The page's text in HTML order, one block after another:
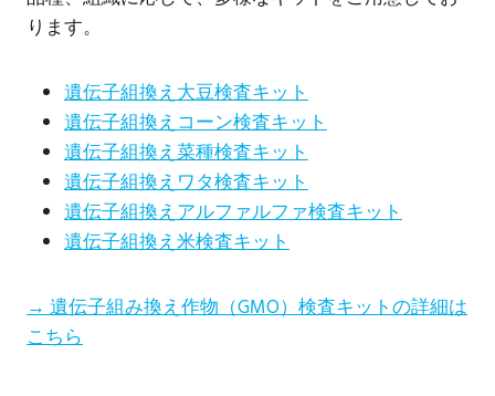
ります。
遺伝子組換え大豆検査キット
遺伝子組換えコーン検査キット
遺伝子組換え菜種検査キット
遺伝子組換えワタ検査キット
遺伝子組換えアルファルファ検査キット
遺伝子組換え米検査キット
→ 遺伝子組み換え作物（GMO）検査キットの詳細は
こちら